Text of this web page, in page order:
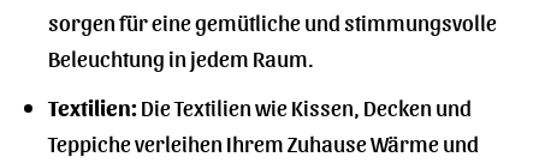
sorgen für eine gemütliche und stimmungsvolle
Beleuchtung in jedem Raum.
Textilien:Die Textilien wie Kissen, Decken und
Teppiche verleihen Ihrem Zuhause Wärme und